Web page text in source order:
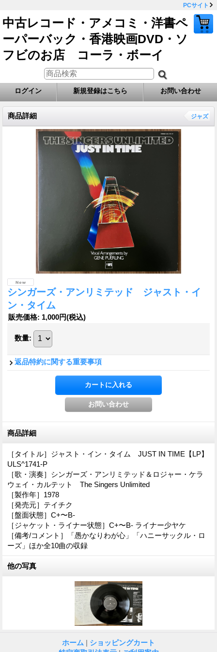
PCサイト
中古レコード・アメコミ・洋書ペ
ーパーバック・香港映画DVD・ソ
フビのお店 コーラ・ボーイ
ログイン 新規登録はこちら お問い合わせ
商品詳細 ジャズ
シンガーズ・アンリミテッド ジャスト・イ
ン・タイム
販売価格: 1,000円(税込)
数量:
返品特約に関する重要事項
商品詳細
［タイトル］ジャスト・イン・タイム JUST IN TIME【LP】
ULS^1741-P
［歌・演奏］シンガーズ・アンリミテッド＆ロジャー・ケラ
ウェイ・カルテット The Singers Unlimited
［製作年］1978
［発売元］テイチク
［盤面状態］C+〜B-
［ジャケット・ライナー状態］C+〜B- ライナー少ヤケ
［備考/コメント］「愚かなりわが心」「ハニーサックル・ロ
ーズ」ほか全10曲の収録
他の写真
ホーム | ショッピングカート